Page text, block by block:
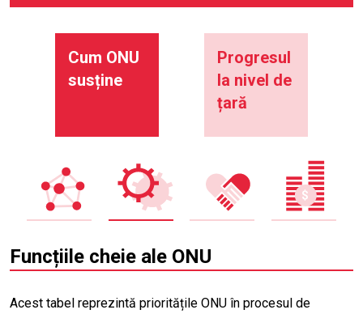
Cum ONU
susține
Progresul
la nivel de
țară
Funcțiile cheie ale ONU
Acest tabel reprezintă prioritățile ONU în procesul de